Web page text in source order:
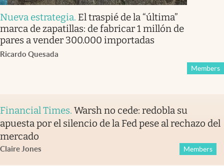
Nueva estrategia. El traspié de la “última”
marca de zapatillas: de fabricar 1 millón de
pares a vender 300.000 importadas
Ricardo Quesada
Members
Financial Times. Warsh no cede: redobla su
apuesta por el silencio de la Fed pese al rechazo del
mercado
Claire Jones Members